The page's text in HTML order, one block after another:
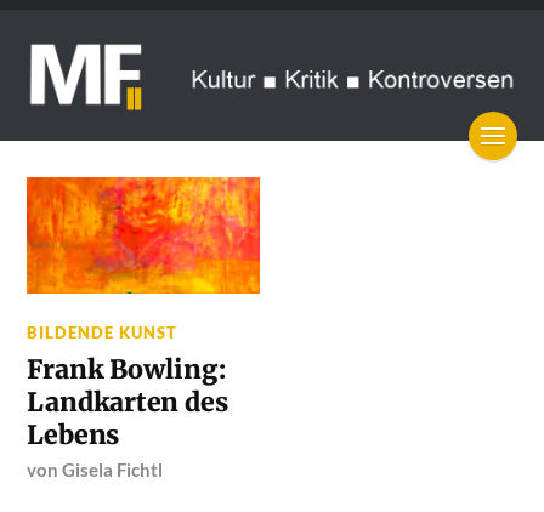
BILDENDE KUNST
Frank Bowling:
Landkarten des
Lebens
vonGisela Fichtl